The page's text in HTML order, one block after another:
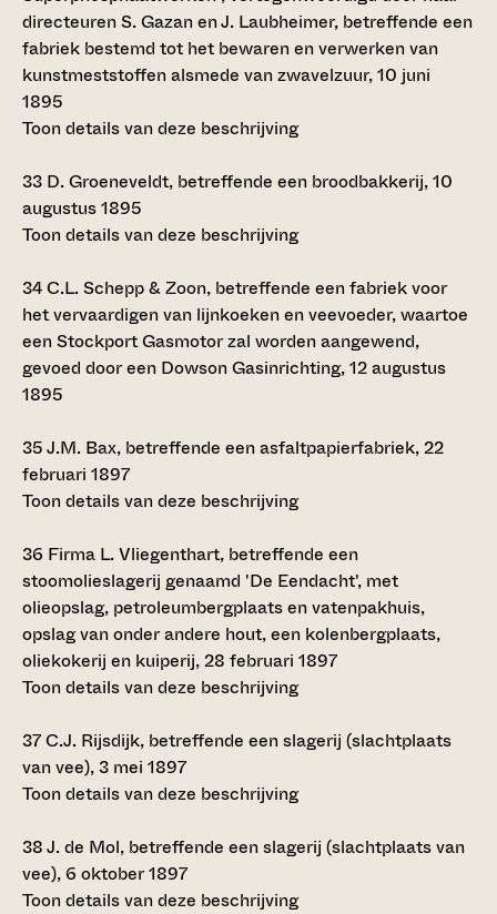
directeuren S. Gazan en J. Laubheimer, betreffende een
fabriek bestemd tot het bewaren en verwerken van
kunstmeststoffen alsmede van zwavelzuur, 10 juni
1895
Toon details van deze beschrijving
33 D. Groeneveldt, betreffende een broodbakkerij, 10
augustus 1895
Toon details van deze beschrijving
34C.L. Schepp & Zoon, betreffende een fabriek voor
het vervaardigen van lijnkoeken en veevoeder, waartoe
een Stockport Gasmotor zal worden aangewend,
gevoed door een Dowson Gasinrichting, 12 augustus
1895
35J.M. Bax, betreffende een asfaltpapierfabriek, 22
februari 1897
Toon details van deze beschrijving
36 Firma L. Vliegenthart, betreffende een
stoomolieslagerij genaamd 'De Eendacht', met
olieopslag, petroleumbergplaats en vatenpakhuis,
opslag van onder andere hout, een kolenbergplaats,
oliekokerij en kuiperij, 28 februari 1897
Toon details van deze beschrijving
37C.J. Rijsdijk, betreffende een slagerij (slachtplaats
van vee), 3 mei 1897
Toon details van deze beschrijving
38J. de Mol, betreffende een slagerij (slachtplaats van
vee), 6 oktober 1897
Toon details van deze beschrijving